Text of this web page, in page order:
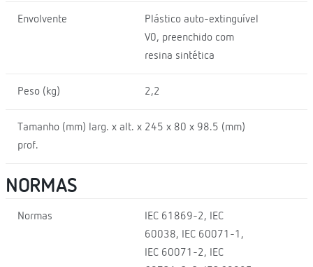
Envolvente
Plástico auto-extinguível
V0, preenchido com
resina sintética
Peso (kg) 2,2
Tamanho (mm) larg. x alt. x
prof.
245 x 80 x 98.5 (mm)
NORMAS
Normas
IEC 61869-2, IEC
60038, IEC 60071-1,
IEC 60071-2, IEC